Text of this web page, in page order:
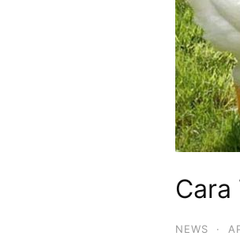
Cara
NEWS ·